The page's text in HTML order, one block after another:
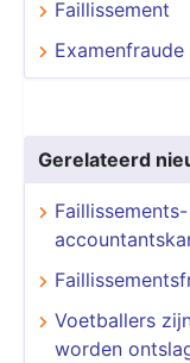
Faillissement
Examenfraude
Gerelateerd
Voetballers
worden